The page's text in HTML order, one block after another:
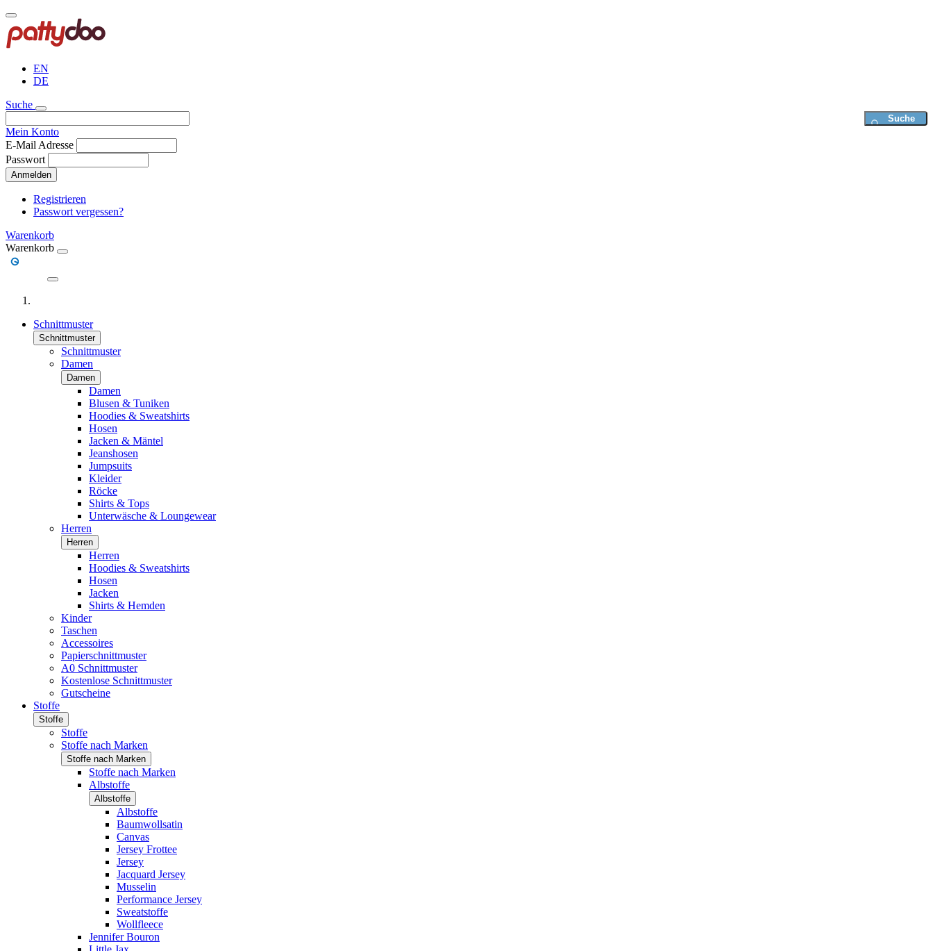
Direkt
zum
Inhalt
EN
DE
Suche
Mein Konto
E-Mail Adresse
Passwort
Anmelden
Registrieren
Passwort vergessen?
Warenkorb
Warenkorb
Schnittmuster
Schnittmuster
Schnittmuster
Damen
Damen
Damen
Blusen & Tuniken
Hoodies & Sweatshirts
Hosen
Jacken & Mäntel
Jeanshosen
Jumpsuits
Kleider
Röcke
Shirts & Tops
Unterwäsche & Loungewear
Herren
Herren
Herren
Hoodies & Sweatshirts
Hosen
Jacken
Shirts & Hemden
Kinder
Taschen
Accessoires
Papierschnittmuster
A0 Schnittmuster
Kostenlose Schnittmuster
Gutscheine
Stoffe
Stoffe
Stoffe
Stoffe nach Marken
Stoffe nach Marken
Stoffe nach Marken
Albstoffe
Albstoffe
Albstoffe
Baumwollsatin
Canvas
Jersey Frottee
Jersey
Jacquard Jersey
Musselin
Performance Jersey
Sweatstoffe
Wollfleece
Jennifer Bouron